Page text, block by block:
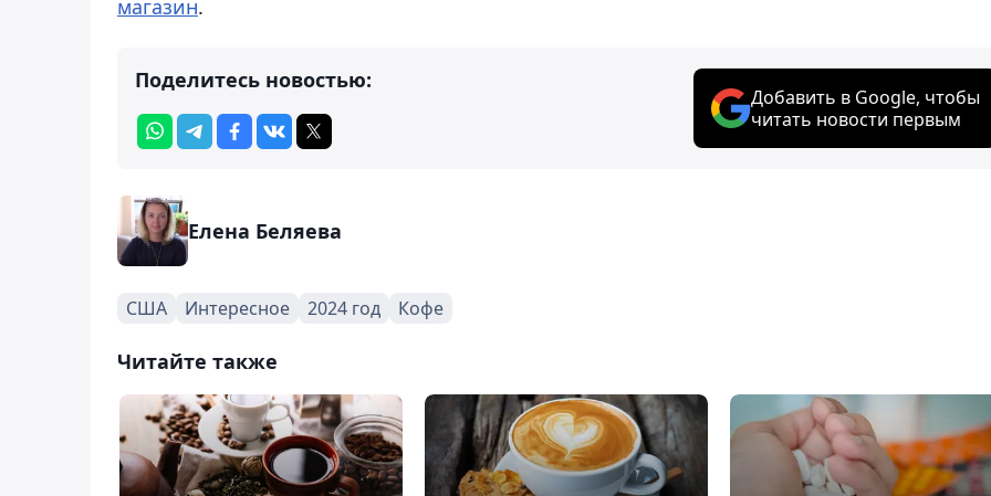
магазин.
Поделитесь новостью:
Добавить в Google, чтобы
читать новости первым
Елена Беляева
США Интересное 2024 год Кофе
Читайте также